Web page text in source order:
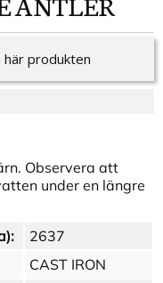
produkten
Observera att
under en längre
2637
CAST IRON